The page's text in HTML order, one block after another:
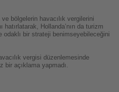
bölgelerin havacılık vergilerini
hatırlatarak, Hollanda’nın da turizm
odaklı bir strateji benimseyebileceğini
vergisi düzenlemesinde
bir açıklama yapmadı.